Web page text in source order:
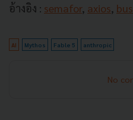
อ้างอิง : semafor, axios,
AI Mythos Fable 5 anthropic
No